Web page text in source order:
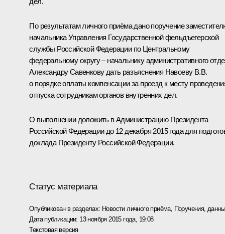
По результатам личного приёма дано поручение
начальника Управления Государственной фельдъегерской
службы Российской Федерации по Центральному
федеральному округу – начальнику административного
Александру Савенкову дать разъяснения Навоеву В.В.
о порядке оплаты компенсации за проезд к месту
отпуска сотрудникам органов внутренних дел.
О выполнении доложить в Администрацию Президента
Российской Федерации до 12 декабря 2015 года для
доклада Президенту Российской Федерации.
Статус материала
Опубликован в разделах: Новости личного приёма, Поручения,
Дата публикации: 13 ноября 2015 года, 19:08
Текстовая версия